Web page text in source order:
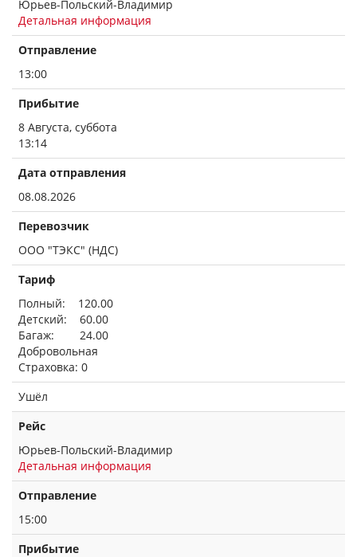
Юрьев-Польский-Владимир
Детальная информация
Отправление
13:00
Прибытие
8 Августа, суббота
13:14
Дата отправления
08.08.2026
Перевозчик
ООО "ТЭКС" (НДС)
Тариф
Полный: 120.00
Детский: 60.00
Багаж: 24.00
Добровольная
Страховка: 0
Ушёл
Рейс
Юрьев-Польский-Владимир
Детальная информация
Отправление
15:00
Прибытие